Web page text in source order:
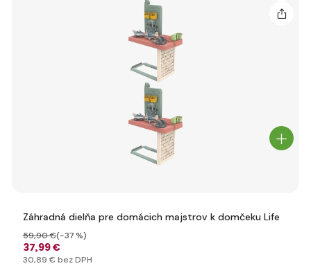
Záhradná dielňa pre domácich majstrov k domčeku Life
37,99 €
59,90 €(-37 %)
30,89 € bez DPH